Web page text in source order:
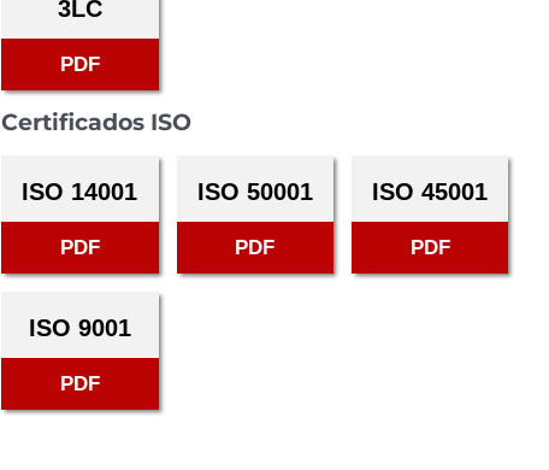
3LC
PDF
Certificados ISO
ISO 14001
PDF
ISO 50001
PDF
ISO 45001
PDF
ISO 9001
PDF